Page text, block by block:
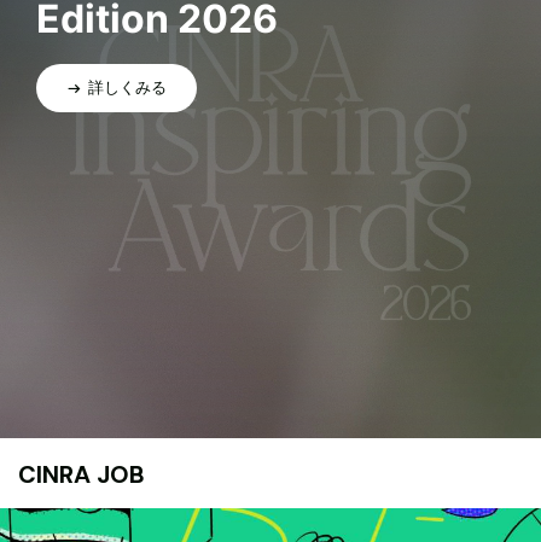
Edition 2026
詳しくみる
CINRA JOB